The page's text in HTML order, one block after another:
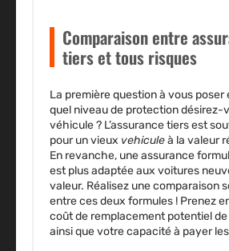
Comparaison entre
tiers et tous risques
La première question à vous poser
quel niveau de protection désirez-
véhicule? L’assurance tiersest
pour un vieux vehiculeà la valeur
En revanche, uneassurance
est plus adaptée aux voitures
valeur. Réalisez une comparaison
entre ces deux formules ! Prenez
coût de remplacement potentiel
ainsi que votre capacité à payer